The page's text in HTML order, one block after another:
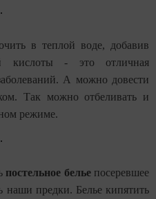
в теплой воде, добавив
- это отличная
А можно довести
Так можно отбеливать и
режиме.
постельное бельепосеревшее
наши предки. Белье кипятить